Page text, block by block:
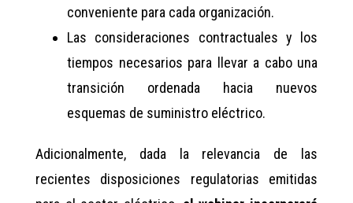
conveniente para cada organización.
Las consideraciones contractuales y los
tiempos necesarios para llevar a cabo una
transición ordenada hacia nuevos
esquemas de suministro eléctrico.
Adicionalmente, dada la relevancia de las
recientes disposiciones regulatorias emitidas